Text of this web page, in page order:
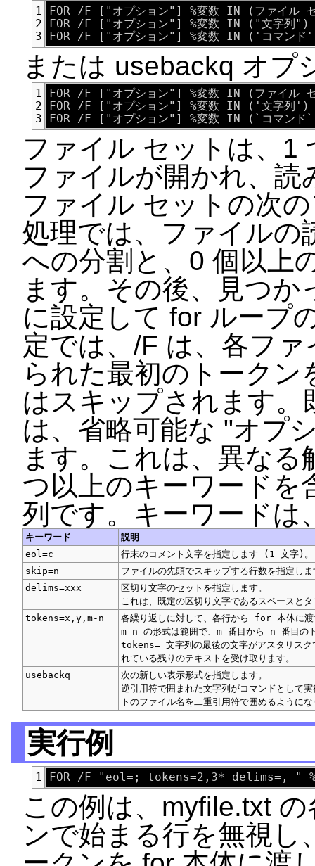
1
2
3
FOR /F ["オプション"] %変数 IN (ファイル
FOR /F ["オプション"] %変数 IN ("文字列")
または usebackq オプ
1
2
3
FOR /F ["オプション"] %変数 IN (ファイル
FOR /F ["オプション"] %変数 IN ('文字列')
ファイル セットは、1
ファイルが開かれ、
ファイル セットの次
処理では、ファイルの
への分割と、0 個以上
ます。その後、見つ
に設定して for ループ
定では、/F は、各フ
られた最初のトーク
はスキップされます。
は、省略可能な "オプ
ます。これは、異な
つ以上のキーワードを
列です。キーワードは
キーワード
説明
eol=c
行末のコメント文字を指定します (1 文字)。
skip=n
ファイルの先頭でスキップする行数を指定しま
delims=xxx
区切り文字のセットを指定します。
これは、既定の区切り文字であるスペースと
tokens=x,y,m-n
各繰り返しに対して、各行から for 本体に渡
m-n の形式は範囲で、m 番目から n 番目の
tokens= 文字列の最後の文字がアスタリスク
れている残りのテキストを受け取ります。
usebackq
次の新しい表示形式を指定します。
逆引用符で囲まれた文字列がコマンドとして
トのファイル名を二重引用符で囲めるように
実行例
1
この例は、myfile.txt
ンで始まる行を無視し